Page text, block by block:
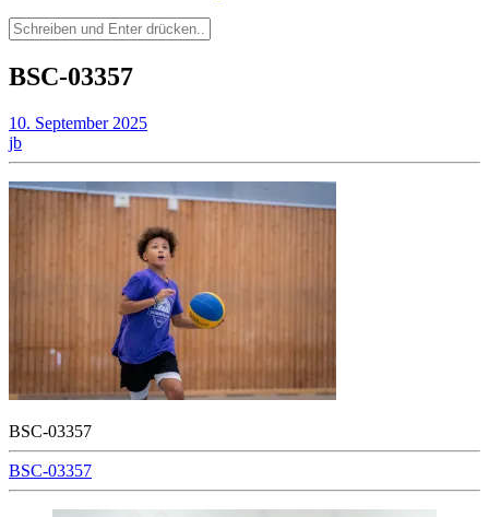
Suchen
nach:
BSC-03357
10. September 2025
jb
BSC-03357
Beitragsnavigation
BSC-03357